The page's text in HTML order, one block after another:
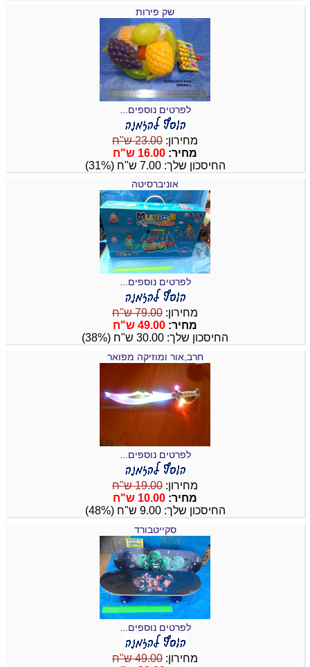
שק פירות
לפרטים נוספים...
מחירון: 23.00 ש"ח
מחיר: 16.00 ש"ח
החיסכון שלך: 7.00 ש"ח (31%)
אוניברסיטה
לפרטים נוספים...
מחירון: 79.00 ש"ח
מחיר: 49.00 ש"ח
החיסכון שלך: 30.00 ש"ח (38%)
חרב,אור ומוזיקה מפואר
לפרטים נוספים...
מחירון: 19.00 ש"ח
מחיר: 10.00 ש"ח
החיסכון שלך: 9.00 ש"ח (48%)
סקייטבורד
לפרטים נוספים...
מחירון: 49.00 ש"ח